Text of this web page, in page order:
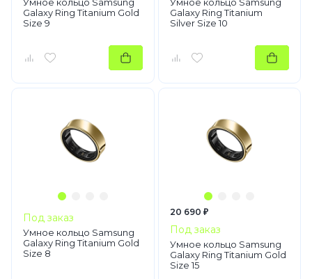
Galaxy Ring Titanium Gold
Size 9
Galaxy Ring Titanium
Silver Size 10
Под заказ
Умное кольцо Samsung
Galaxy Ring Titanium Gold
Size 8
20 690 ₽
Под заказ
Умное кольцо Samsung
Galaxy Ring Titanium Gold
Size 15